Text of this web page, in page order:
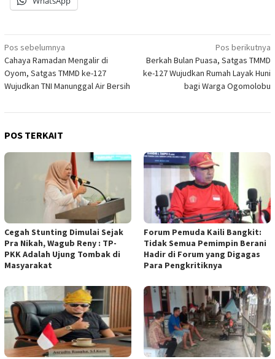
Navigasi
pos
Pos sebelumnya
Cahaya Ramadan Mengalir di
Oyom, Satgas TMMD ke-127
Wujudkan TNI Manunggal Air Bersih
Pos berikutnya
Berkah Bulan Puasa, Satgas TMMD
ke-127 Wujudkan Rumah Layak Huni
bagi Warga Ogomolobu
POS TERKAIT
Cegah Stunting Dimulai Sejak
Pra Nikah, Wagub Reny : TP-
PKK Adalah Ujung Tombak di
Masyarakat
Forum Pemuda Kaili Bangkit:
Tidak Semua Pemimpin Berani
Hadir di Forum yang Digagas
Para Pengkritiknya